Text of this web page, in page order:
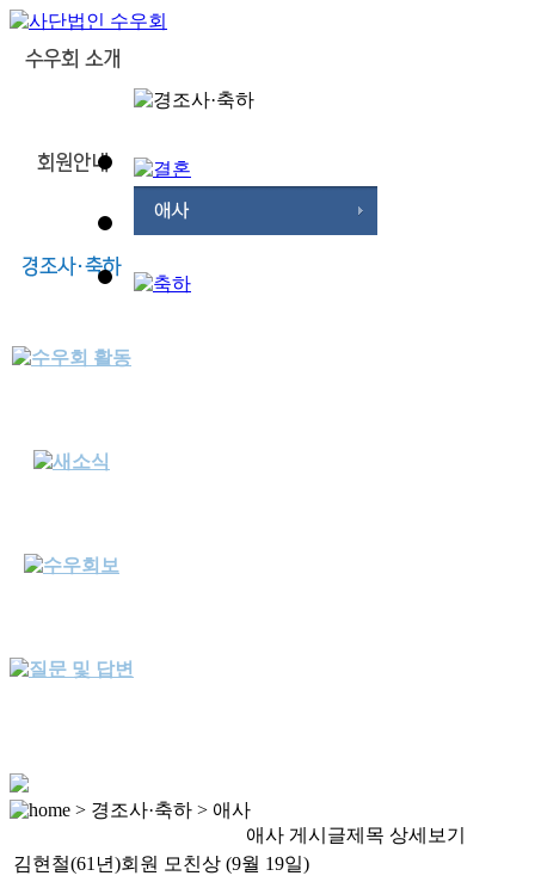
> 경조사·축하 > 애사
애사 게시글제목 상세보기
김현철(61년)회원 모친상 (9월 19일)